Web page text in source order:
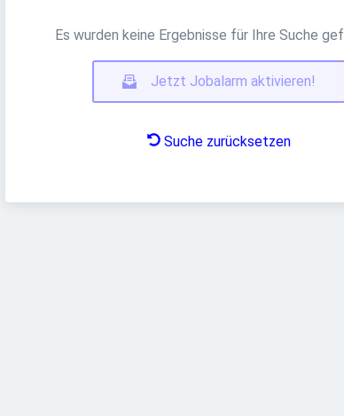
Es wurden keine Ergebnisse für Ihre Suche
Jetzt Jobalarm aktivieren!
Suche zurücksetzen